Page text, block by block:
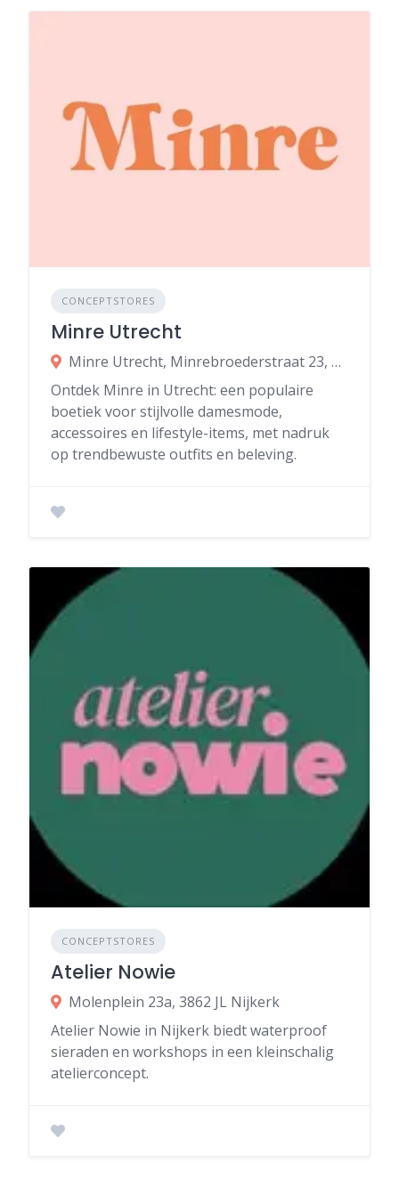
CONCEPTSTORES
Minre Utrecht
Minre Utrecht, Minrebroederstraat 23, 3512 GS Utrecht
Ontdek Minre in Utrecht: een populaire
boetiek voor stijlvolle damesmode,
accessoires en lifestyle-items, met nadruk
op trendbewuste outfits en beleving.
CONCEPTSTORES
Atelier Nowie
Molenplein 23a, 3862 JL Nijkerk
Atelier Nowie in Nijkerk biedt waterproof
sieraden en workshops in een kleinschalig
atelierconcept.